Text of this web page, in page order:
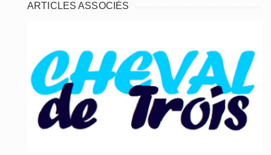
ARTICLES ASSOCIÉS